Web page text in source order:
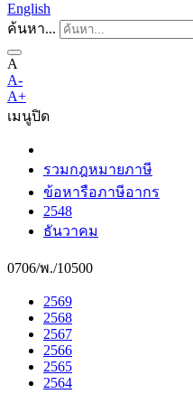
English
ค้นหา...
A
A-
A+
เมนูปิด
รวมกฎหมายภาษี
ข้อหารือภาษีอากร
2548
ธันวาคม
0706/พ./10500
2569
2568
2567
2566
2565
2564